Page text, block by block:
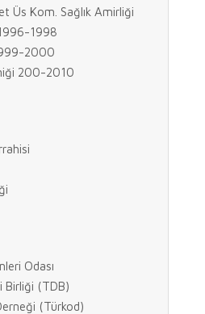
Üs Kom. Sağlık Amirliği
1998
2000
200-2010
Odası
Birliği (TDB)
(Türkod)